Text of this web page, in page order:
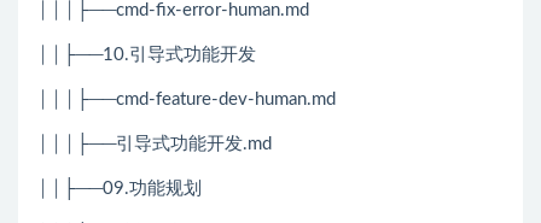
│││├──cmd-fix-error-human.md
││├──10.引导式功能开发
│││├──cmd-feature-dev-human.md
│││├──引导式功能开发.md
││├──09.功能规划